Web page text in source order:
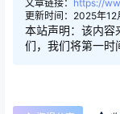
文章链接： https://
更新时间：2025年12
本站声明：该内容
们，我们将第一时